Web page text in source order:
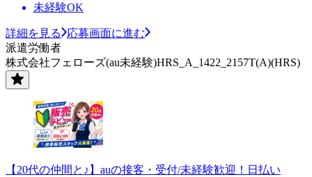
未経験OK
詳細を見る
応募画面に進む
派遣労働者
株式会社フェローズ(au未経験)HRS_A_1422_2157T(A)(HRS)
【20代の仲間と♪】auの接客・受付/未経験歓迎！日払い